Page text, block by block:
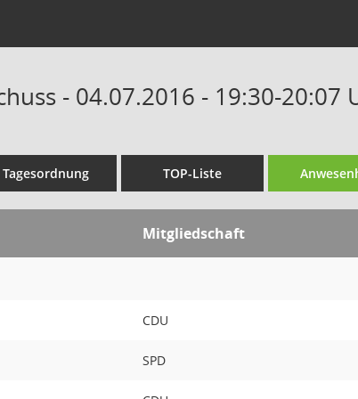
- 04.07.2016 - 19:30-20:07
Tagesordnung TOP-Liste
Mitgliedschaft
CDU
SPD